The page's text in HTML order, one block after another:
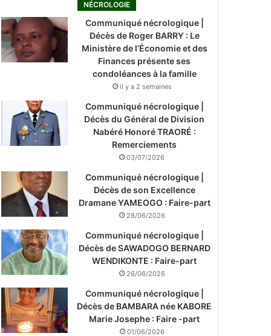
NÉCROLOGIE
Communiqué nécrologique |
Décès de Roger BARRY : Le
Ministère de l’Économie et des
Finances présente ses
condoléances à la famille
il y a 2 semaines
Communiqué nécrologique |
Décès du Général de Division
Nabéré Honoré TRAORÉ :
Remerciements
03/07/2026
Communiqué nécrologique |
Décès de son Excellence
Dramane YAMEOGO : Faire-part
28/06/2026
Communiqué nécrologique |
Décès de SAWADOGO BERNARD
WENDIKONTE : Faire-part
26/06/2026
Communiqué nécrologique |
Décès de BAMBARA née KABORE
Marie Josephe : Faire -part
01/06/2026